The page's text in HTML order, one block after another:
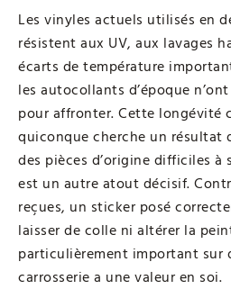
Les vinyles actuels utilisés en
résistent aux UV, aux lavages
écarts de température
les autocollants d’époque
pour affronter. Cette longévité
quiconque cherche un résultat
des pièces d’origine difficiles à
est un autre atout décisif.
reçues, un sticker posé
laisser de colle ni altérer la
particulièrement important sur
carrosserie a une valeur en soi.